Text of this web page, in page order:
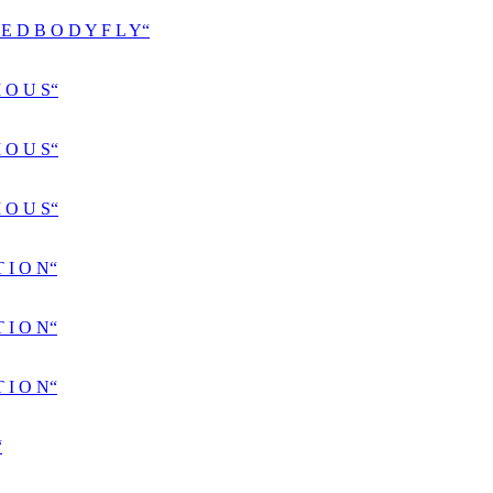
D B O D Y F L Y“
U S“
U S“
U S“
I O N“
I O N“
I O N“